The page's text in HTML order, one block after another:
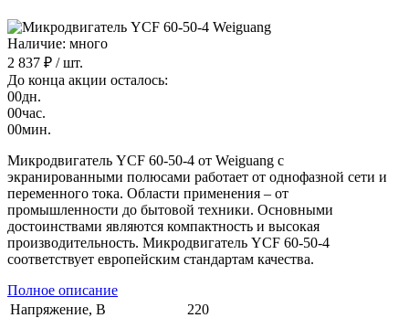
Наличие: много
2 837 ₽ / шт.
До конца акции осталось:
00дн.
00час.
00мин.
Микродвигатель YCF 60-50-4 от Weiguang с
экранированными полюсами работает от однофазной сети и
переменного тока. Области применения – от
промышленности до бытовой техники. Основными
достоинствами являются компактность и высокая
производительность. Микродвигатель YCF 60-50-4
соответствует европейским стандартам качества.
Полное описание
Напряжение, В
220